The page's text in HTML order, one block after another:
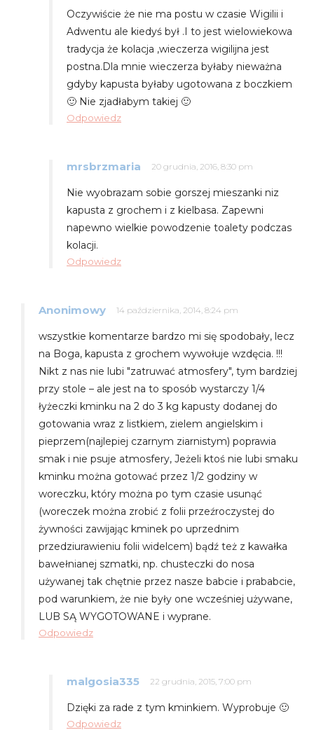
Oczywiście że nie ma postu w czasie Wigilii i
Adwentu ale kiedyś był .I to jest wielowiekowa
tradycja że kolacja ,wieczerza wigilijna jest
postna.Dla mnie wieczerza byłaby nieważna
gdyby kapusta byłaby ugotowana z boczkiem
🙂 Nie zjadłabym takiej 🙂
Odpowiedz
mrsbrzmaria 20 grudnia, 2016, 8:30 pm
Nie wyobrazam sobie gorszej mieszanki niz
kapusta z grochem i z kielbasa. Zapewni
napewno wielkie powodzenie toalety podczas
kolacji.
Odpowiedz
Anonimowy 14 października, 2014, 8:24 pm
wszystkie komentarze bardzo mi się spodobały, lecz
na Boga, kapusta z grochem wywołuje wzdęcia. !!!
Nikt z nas nie lubi "zatruwać atmosfery", tym bardziej
przy stole – ale jest na to sposób wystarczy 1/4
łyżeczki kminku na 2 do 3 kg kapusty dodanej do
gotowania wraz z listkiem, zielem angielskim i
pieprzem(najlepiej czarnym ziarnistym) poprawia
smak i nie psuje atmosfery, Jeżeli ktoś nie lubi smaku
kminku można gotować przez 1/2 godziny w
woreczku, który można po tym czasie usunąć
(woreczek można zrobić z folii przeźroczystej do
żywności zawijając kminek po uprzednim
przedziurawieniu folii widelcem) bądź też z kawałka
bawełnianej szmatki, np. chusteczki do nosa
używanej tak chętnie przez nasze babcie i prababcie,
pod warunkiem, że nie były one wcześniej używane,
LUB SĄ WYGOTOWANE i wyprane.
Odpowiedz
malgosia335 22 grudnia, 2015, 7:00 pm
Dzięki za rade z tym kminkiem. Wyprobuje 🙂
Odpowiedz